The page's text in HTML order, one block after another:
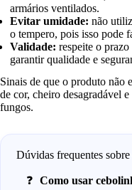
armários ventilados.
Evitar umidade: não
o tempero, pois isso pode
Validade: respeite o
garantir qualidade e
Sinais de que o produto não
de cor, cheiro desagradável
fungos.
Dúvidas frequentes
Como usar